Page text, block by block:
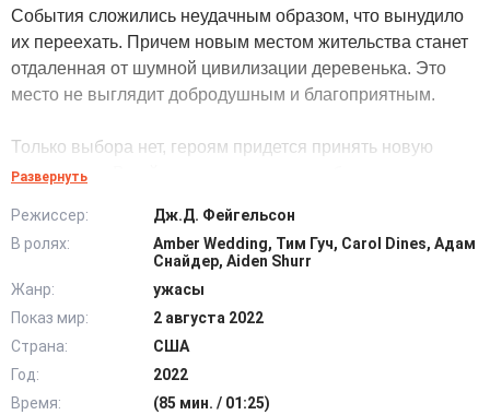
События сложились неудачным образом, что вынудило
их переехать. Причем новым местом жительства станет
отдаленная от шумной цивилизации деревенька. Это
место не выглядит добродушным и благоприятным.
Только выбора нет, героям придется принять новую
реальность. В действительности дела обстоят
древнего зла в виде ужасающего пугала. Эта
сверхъестественная сущность стремиться к смерти
столкнуться с испытанием судьбы. @Filmix.fan
Развернуть
Режиссер:
Дж.Д. Фейгельсон
В ролях:
Amber Wedding, Тим Гуч, Carol Dines, Адам
Снайдер, Aiden Shurr
Жанр:
ужасы
Показ мир:
2 августа 2022
Страна:
США
Год:
2022
Время:
(85 мин. / 01:25)